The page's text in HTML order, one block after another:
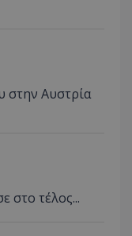
στην Αυστρία
στο τέλος...